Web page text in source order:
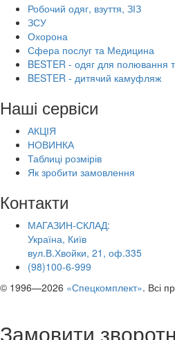
Робочий одяг, взуття, ЗІЗ
ЗСУ
Охорона
Сфера послуг та Медицина
BESTER - одяг для полювання
BESTER - дитячий камуфляж
Наші сервіси
АКЦІЯ
НОВИНКА
Таблиці розмірів
Як зробити замовлення
Контакти
МАГАЗИН-СКЛАД:
Україна, Київ
вул.В.Хвойки, 21, оф.335
(98)100-6-999
© 1996—2026 «Спецкомплект». Всі
Замовити